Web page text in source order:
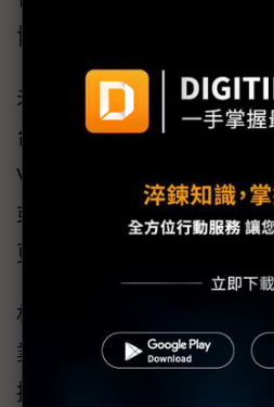
協助機場實現智慧化目標。
未來則將聚焦在電動車應
台為基礎的交通偵測技術
Vehicle Probe；CVP)，蒐
或結合物聯網技術進行號
更順暢、更安全。
林昭陽強調，為了落實發
業智慧應用兩大業務發展
持續強化資安體制和人才